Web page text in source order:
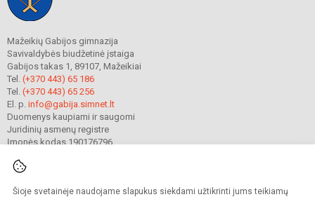
Šioje svetainėje naudojame slapukus siekdami užtikrinti jums teikiamų
Mažeikių Gabijos gimnazija
Savivaldybės biudžetinė įstaiga
Gabijos takas 1, 89107, Mažeikiai
Tel. (+370 443) 65 186
Tel. (+370 443) 65 256
El. p. info@gabija.simnet.lt
Duomenys kaupiami ir saugomi
Juridinių asmenų registre
Įmonės kodas 190176796
© 2023. Mažeikių Gabijos gimnazija. Visos teisės saugomos.